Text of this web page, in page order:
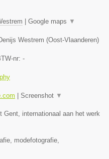
Google maps ▼
Westrem (Oost-Vlaanderen)
nr: -
Screenshot ▼
Gent, internationaal aan het werk
modefotografie,